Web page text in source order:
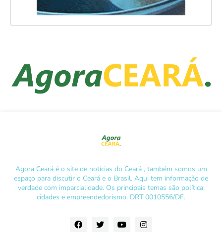
Agora Ceará é o site de notícias do Ceará , também somos um
espaço para discutir o Ceará e o Brasil. Aqui tem informação de
verdade com imparcialidade. Os principais temas são política,
cidades e empreendedorismo. DRT 0010556/DF.